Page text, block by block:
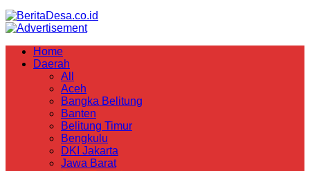
Home
Daerah
All
Aceh
Bangka Belitung
Banten
Belitung Timur
Bengkulu
DKI Jakarta
Jawa Barat